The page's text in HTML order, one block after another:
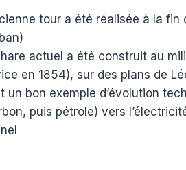
tour a été réalisée à la fin
actuel a été construit au
en 1854), sur des plans de
un bon exemple d’évolution
puis pétrole) vers